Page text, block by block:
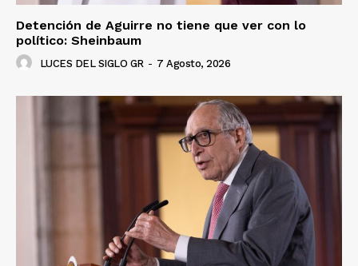
Detención de Aguirre no tiene que ver con lo
político: Sheinbaum
LUCES DEL SIGLO GR - 7 Agosto, 2026